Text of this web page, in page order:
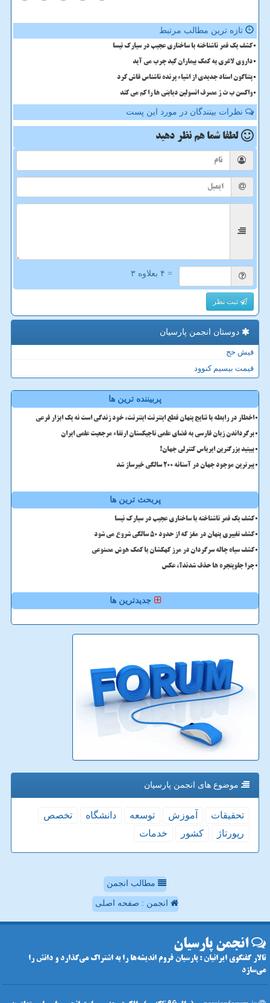
تازه ترین مطالب مرتبط
کشف یک قمر ناشناخته با ساختاری عجیب در سیارک نیسا
داروی لاغری به کمک بیماران کبد چرب می آید
پنتاگون اسناد جدیدی از اشیاء پرنده ناشناس فاش کرد
واکسن ب ث ژ مصرف انسولین دیابتی ها را کم می کند
نظرات بینندگان در مورد این پست
لطفا شما هم نظر دهید
= ۴ بعلاوه ۳
ثبت نظر
دوستان انجمن پارسیان
فیش حج
قیمت بیسیم کنوود
پربیننده ترین ها
اخطار در رابطه با نتایج پنهان قطع اینترنت اینترنت، خود زندگی است نه یک ابزار فرعی
برگرداندن زبان فارسی به فضای علمی تاجیکستان ارتقاء مرجعیت علمی ایران
ببینید بزرگترین ایرباس کنترلی جهان!
پیرترین موجود جهان در آستانه ۲۰۰ سالگی خبرساز شد
پربحث ترین ها
کشف یک قمر ناشناخته با ساختاری عجیب در سیارک نیسا
کشف تغییری پنهان در مغز که از حدود 50 سالگی شروع می شود
کشف سیاه چاله سرگردان در مرز کهکشان با کمک هوش مصنوعی
چرا جلوپنجره ها حذف شدند؟، عکس
جدیدترین ها
موضوع های انجمن پارسیان
تحقیقات آموزش توسعه دانشگاه
تخصص
رپورتاژ
كشور خدمات
مطالب انجمن
انجمن : صفحه اصلی
انجمن پارسیان
تالار گفتگوی ایرانیان : پارسیان فروم اندیشه‌ها را به اشتراک می‌گذارد و دانش را
می‌سازد